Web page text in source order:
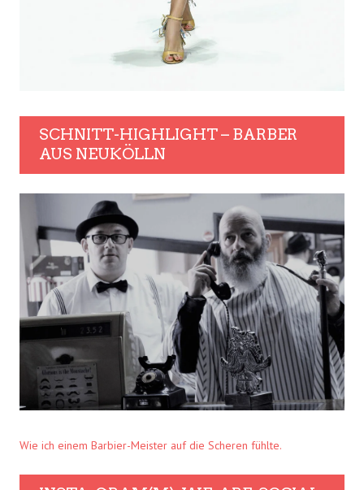
SCHNITT-HIGHLIGHT – BARBER
AUS NEUKÖLLN
Wie ich einem Barbier-Meister auf die Scheren fühlte.